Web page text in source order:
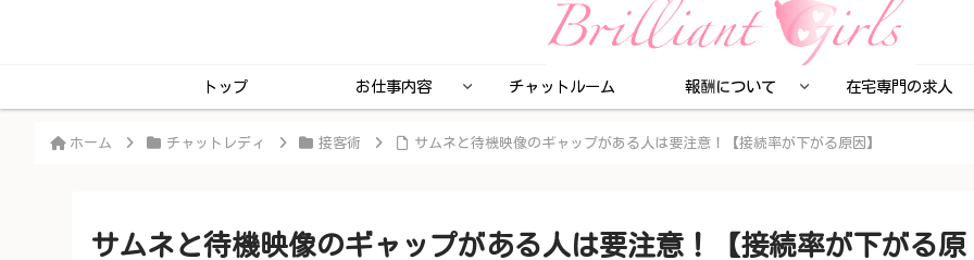
トップ お仕事内容 チャットルーム 報酬について 在宅専門の求人
ホーム チャットレディ 接客術 サムネと待機映像のギャップがある人は要注意！【接続率が下がる原因】
サムネと待機映像のギャップがある人は要注意！【接続率が下がる原